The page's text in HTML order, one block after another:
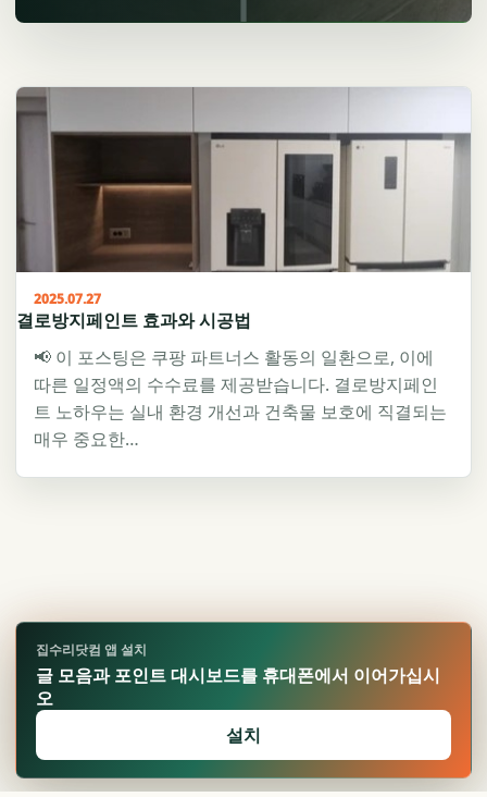
2025.07.27
결로방지페인트 효과와 시공법
📢 이 포스팅은 쿠팡 파트너스 활동의 일환으로, 이에
따른 일정액의 수수료를 제공받습니다. 결로방지페인
트 노하우는 실내 환경 개선과 건축물 보호에 직결되는
매우 중요한…
집수리닷컴 앱 설치
글 모음과 포인트 대시보드를 휴대폰에서 이어가십시
오
설치